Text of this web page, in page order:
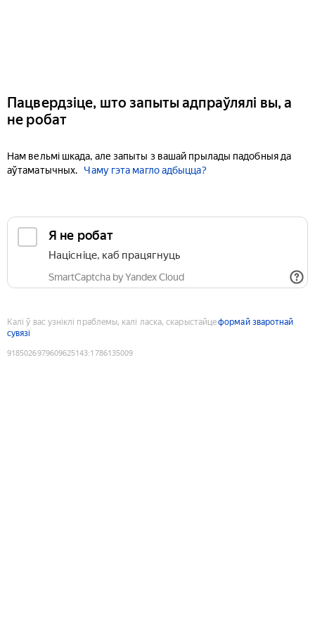
Пацвердзіце, што запыты адпраўлялі вы, а
не робат
Нам вельмі шкада, але запыты з вашай прылады падобныя да
аўтаматычных.
Чаму гэта магло адбыцца?
Я не робат
Націсніце, каб працягнуць
SmartCaptcha by Yandex Cloud
Калі ў вас узніклі праблемы, калі ласка, скарыстайцеформай зваротнай
сувязі
9185026979609625143:1786135009